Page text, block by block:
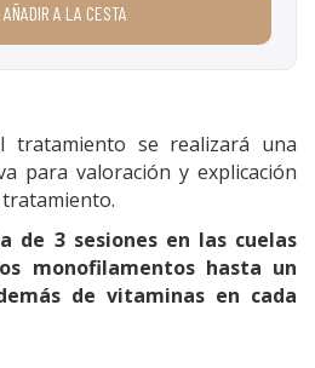
AÑADIR A LA CESTA
tratamiento se realizará una
para valoración y explicación
de 3 sesiones en las cuelas
monofilamentos hasta un
de vitaminas en cada